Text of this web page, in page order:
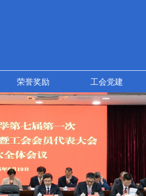
荣誉奖励 工会党建